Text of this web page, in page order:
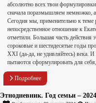
абсолютно всех твои
сначала поразмышляем немножко,
Сегодня мы, применительно к
непосредственное отношение к
отметили. Большая часть действия
сороковые и шестидесятые годы
XXI (да-да, не удивляйтесь) века. И
пытаются сформулировать для себя,
Подробнее
Этнодневник. Год семьи – 2024